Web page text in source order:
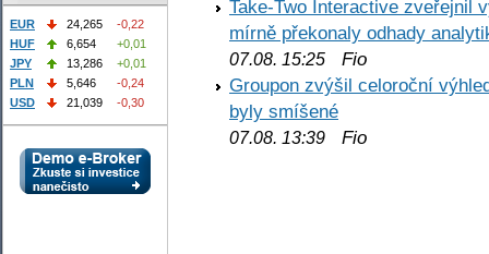
Take-Two Interactive zveřejnil
mírně překonaly odhady
07.08. 15:25 Fio
Groupon zvýšil celoroční
byly smíšené
07.08. 13:39 Fio
EUR 24,265
-0,22
HUF
6,654
+0,01
JPY
13,286
+0,01
PLN
5,646
-0,24
USD
21,039 -0,30